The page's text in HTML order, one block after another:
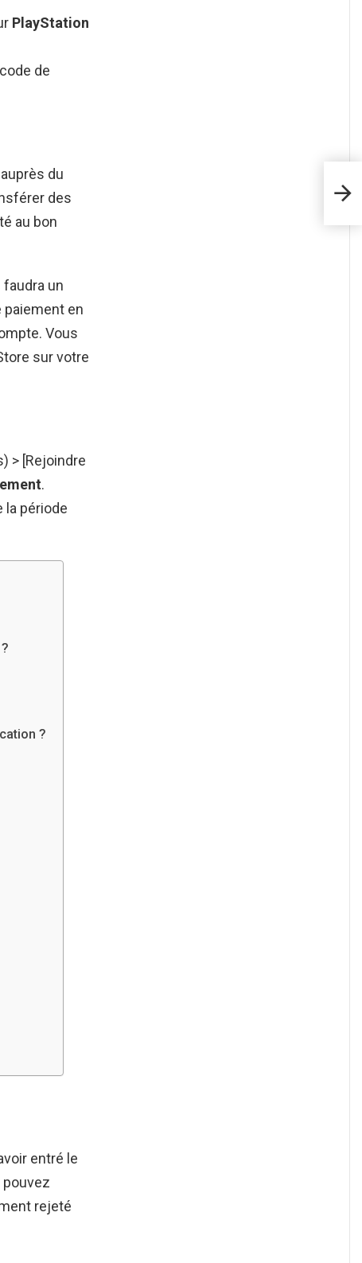
PlayStation
de
du
des
au bon
faudra un
paiement en
Vous
sur votre
> [Rejoindre
.
la période
?
entré le
pouvez
rejeté